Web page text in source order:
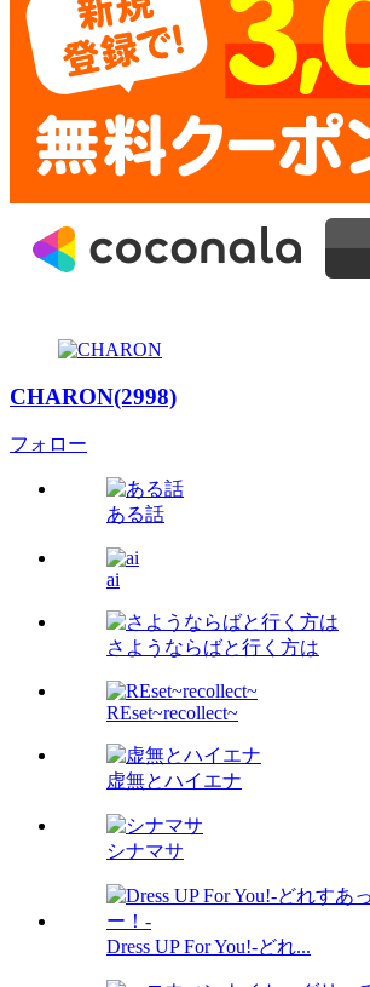
CHARON(2998)
フォロー
ある話
ai
さようならばと行く方は
REset~recollect~
虚無とハイエナ
シナマサ
Dress UP For You!-どれ...